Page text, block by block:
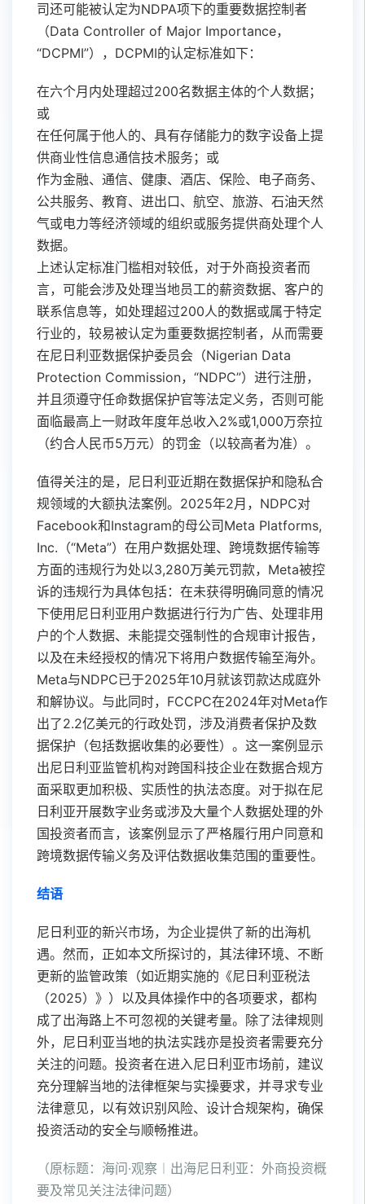
司还可能被认定为NDPA项下的重要数据控制者
（Data Controller of Major Importance，
“DCPMI”），DCPMI的认定标准如下：
在六个月内处理超过200名数据主体的个人数据；
或
在任何属于他人的、具有存储能力的数字设备上提
供商业性信息通信技术服务；或
作为金融、通信、健康、酒店、保险、电子商务、
公共服务、教育、进出口、航空、旅游、石油天然
气或电力等经济领域的组织或服务提供商处理个人
数据。
上述认定标准门槛相对较低，对于外商投资者而
言，可能会涉及处理当地员工的薪资数据、客户的
联系信息等，如处理超过200人的数据或属于特定
行业的，较易被认定为重要数据控制者，从而需要
在尼日利亚数据保护委员会（Nigerian Data
Protection Commission，“NDPC”）进行注册，
并且须遵守任命数据保护官等法定义务，否则可能
面临最高上一财政年度年总收入2%或1,000万奈拉
（约合人民币5万元）的罚金（以较高者为准）。
值得关注的是，尼日利亚近期在数据保护和隐私合
规领域的大额执法案例。2025年2月，NDPC对
Facebook和Instagram的母公司Meta Platforms,
Inc.（“Meta”）在用户数据处理、跨境数据传输等
方面的违规行为处以3,280万美元罚款，Meta被控
诉的违规行为具体包括：在未获得明确同意的情况
下使用尼日利亚用户数据进行行为广告、处理非用
户的个人数据、未能提交强制性的合规审计报告，
以及在未经授权的情况下将用户数据传输至海外。
Meta与NDPC已于2025年10月就该罚款达成庭外
和解协议。与此同时，FCCPC在2024年对Meta作
出了2.2亿美元的行政处罚，涉及消费者保护及数
据保护（包括数据收集的必要性）。这一案例显示
出尼日利亚监管机构对跨国科技企业在数据合规方
面采取更加积极、实质性的执法态度。对于拟在尼
日利亚开展数字业务或涉及大量个人数据处理的外
国投资者而言，该案例显示了严格履行用户同意和
跨境数据传输义务及评估数据收集范围的重要性。
结语
尼日利亚的新兴市场，为企业提供了新的出海机
遇。然而，正如本文所探讨的，其法律环境、不断
更新的监管政策（如近期实施的《尼日利亚税法
（2025）》）以及具体操作中的各项要求，都构
成了出海路上不可忽视的关键考量。除了法律规则
外，尼日利亚当地的执法实践亦是投资者需要充分
关注的问题。投资者在进入尼日利亚市场前，建议
充分理解当地的法律框架与实操要求，并寻求专业
法律意见，以有效识别风险、设计合规架构，确保
投资活动的安全与顺畅推进。
（原标题：海问·观察︱出海尼日利亚：外商投资概
要及常见关注法律问题）